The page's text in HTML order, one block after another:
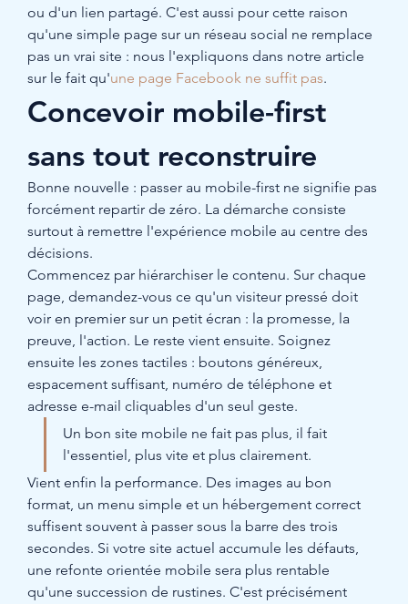
ou d'un lien partagé. C'est aussi pour cette raison
qu'une simple page sur un réseau social ne remplace
pas un vrai site : nous l'expliquons dans notre article
sur le fait qu'une page Facebook ne suffit pas.
Concevoir mobile-first
sans tout reconstruire
Bonne nouvelle : passer au mobile-first ne signifie pas
forcément repartir de zéro. La démarche consiste
surtout à remettre l'expérience mobile au centre des
décisions.
Commencez par hiérarchiser le contenu. Sur chaque
page, demandez-vous ce qu'un visiteur pressé doit
voir en premier sur un petit écran : la promesse, la
preuve, l'action. Le reste vient ensuite. Soignez
ensuite les zones tactiles : boutons généreux,
espacement suffisant, numéro de téléphone et
adresse e-mail cliquables d'un seul geste.
Un bon site mobile ne fait pas plus, il fait
l'essentiel, plus vite et plus clairement.
Vient enfin la performance. Des images au bon
format, un menu simple et un hébergement correct
suffisent souvent à passer sous la barre des trois
secondes. Si votre site actuel accumule les défauts,
une refonte orientée mobile sera plus rentable
qu'une succession de rustines. C'est précisément